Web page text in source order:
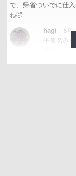
で、帰省ついでに仕
ね🤣
hagi 5月
平仮名み